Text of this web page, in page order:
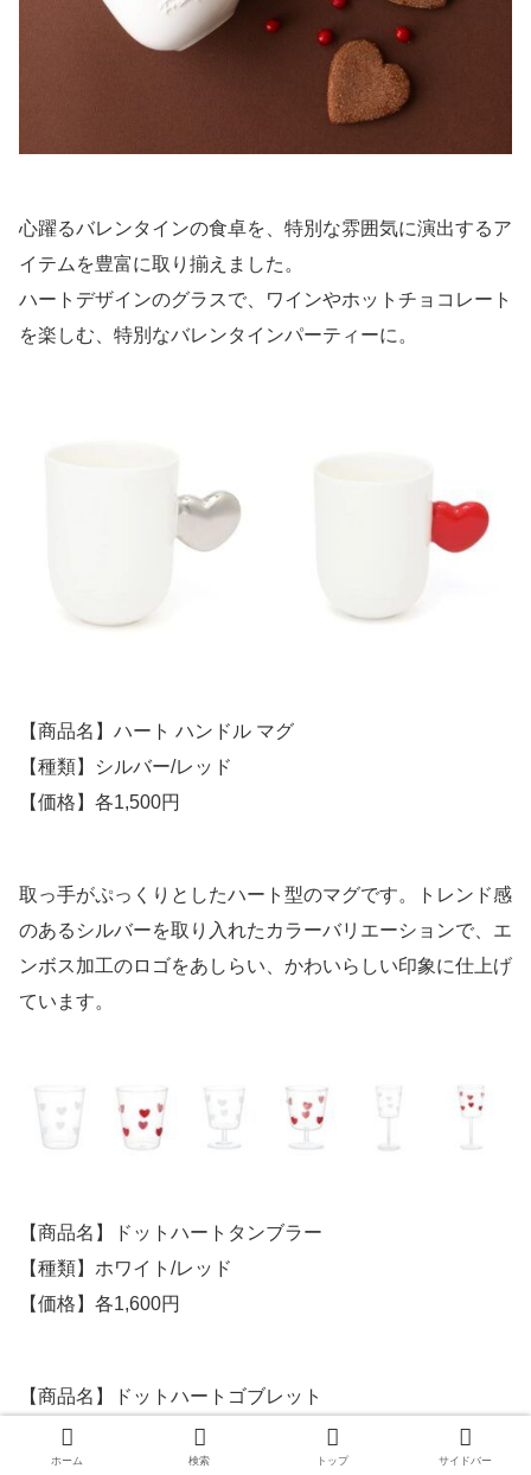
心躍るバレンタインの食卓を、特別な雰囲気に演出するア
イテムを豊富に取り揃えました。
ハートデザインのグラスで、ワインやホットチョコレート
を楽しむ、特別なバレンタインパーティーに。
【商品名】ハート ハンドル マグ
【種類】シルバー/レッド
【価格】各1,500円
取っ手がぷっくりとしたハート型のマグです。トレンド感
のあるシルバーを取り入れたカラーバリエーションで、エ
ンボス加工のロゴをあしらい、かわいらしい印象に仕上げ
ています。
【商品名】ドットハートタンブラー
【種類】ホワイト/レッド
【価格】各1,600円
【商品名】ドットハートゴブレット
【種類】ホワイト/レッド
【価格】各1,800円
ホーム 検索 トップ サイドバー